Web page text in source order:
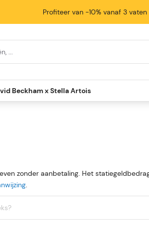
Profiteer van -10% vanaf 3 vaten
Beckham x Stella Artois
zonder aanbetaling. Het
.